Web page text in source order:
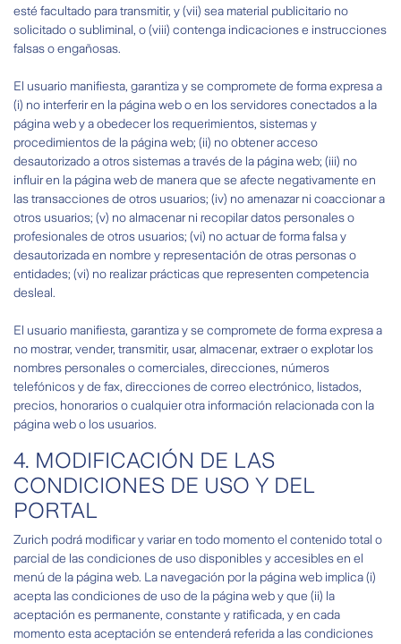
esté facultado para transmitir, y (vii) sea material publicitario no
solicitado o subliminal, o (viii) contenga indicaciones e instrucciones
falsas o engañosas.
El usuario manifiesta, garantiza y se compromete de forma expresa a
(i) no interferir en la página web o en los servidores conectados a la
página web y a obedecer los requerimientos, sistemas y
procedimientos de la página web; (ii) no obtener acceso
desautorizado a otros sistemas a través de la página web; (iii) no
influir en la página web de manera que se afecte negativamente en
las transacciones de otros usuarios; (iv) no amenazar ni coaccionar a
otros usuarios; (v) no almacenar ni recopilar datos personales o
profesionales de otros usuarios; (vi) no actuar de forma falsa y
desautorizada en nombre y representación de otras personas o
entidades; (vi) no realizar prácticas que representen competencia
desleal.
El usuario manifiesta, garantiza y se compromete de forma expresa a
no mostrar, vender, transmitir, usar, almacenar, extraer o explotar los
nombres personales o comerciales, direcciones, números
telefónicos y de fax, direcciones de correo electrónico, listados,
precios, honorarios o cualquier otra información relacionada con la
página web o los usuarios.
4. MODIFICACIÓN DE LAS
CONDICIONES DE USO Y DEL
PORTAL
Zurich podrá modificar y variar en todo momento el contenido total o
parcial de las condiciones de uso disponibles y accesibles en el
menú de la página web. La navegación por la página web implica (i)
acepta las condiciones de uso de la página web y que (ii) la
aceptación es permanente, constante y ratificada, y en cada
momento esta aceptación se entenderá referida a las condiciones